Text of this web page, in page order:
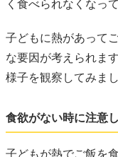
く食べられなくなっ
子どもに熱があって
な要因が考えられま
様子を観察してみまし
食欲がない時に注意
子どもが熱でご飯を